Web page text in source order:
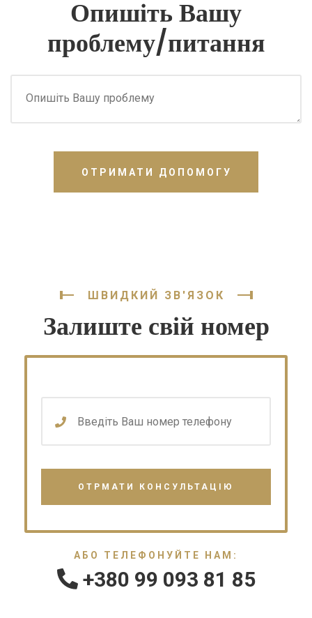
Опишіть Вашу
проблему/питання
ОТРИМАТИ ДОПОМОГУ
ШВИДКИЙ ЗВ'ЯЗОК
Залиште свій номер
АБО ТЕЛЕФОНУЙТЕ НАМ:
+380 99 093 81 85